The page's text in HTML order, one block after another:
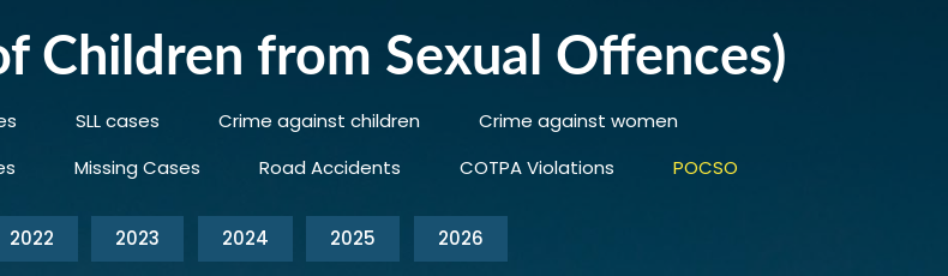
Children from Sexual Offences)
SLL cases Crime against children
Crime against women
Missing Cases Road Accidents COTPA Violations POCSO
2022 2023 2024 2025 2026